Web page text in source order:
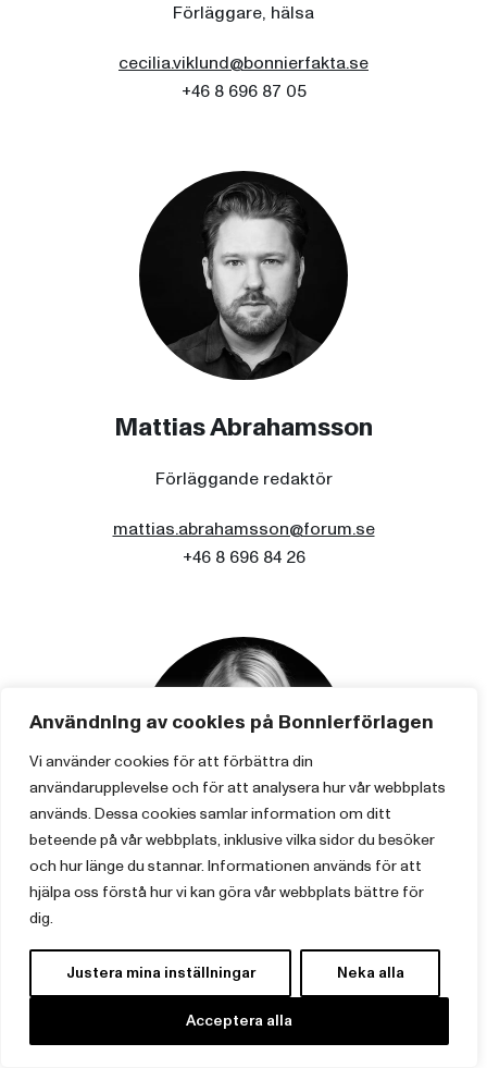
Användning av cookies på Bonnierförlagen
Vi använder cookies för att förbättra din
användarupplevelse och för att analysera hur vår webbplats
används. Dessa cookies samlar information om ditt
beteende på vår webbplats, inklusive vilka sidor du besöker
och hur länge du stannar. Informationen används för att
hjälpa oss förstå hur vi kan göra vår webbplats bättre för
dig.
Justera mina inställningar Neka alla
Acceptera alla
Förläggare, hälsa
cecilia.viklund@bonnierfakta.se
+46 8 696 87 05
Mattias Abrahamsson
Förläggande redaktör
mattias.abrahamsson@forum.se
+46 8 696 84 26
Linnea von Zweigbergk
Förläggande redaktör
linnea.von.zweigbergk@forum.se
+46 8 696 85 13